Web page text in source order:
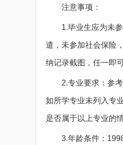
注意事项：
1.毕业生应为未参
遣，未参加社会保险
纳记录截图，任一即可
2.专业要求：参考
如所学专业未列入专
是否属于以上专业的
3.年龄条件：1998